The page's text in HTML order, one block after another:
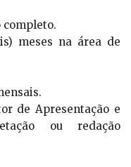
completo.
meses na área de
de Apresentação e
ou redação